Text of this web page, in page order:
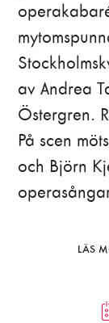
av Andrea
Östergren.
På scen
och Björn
LÄS